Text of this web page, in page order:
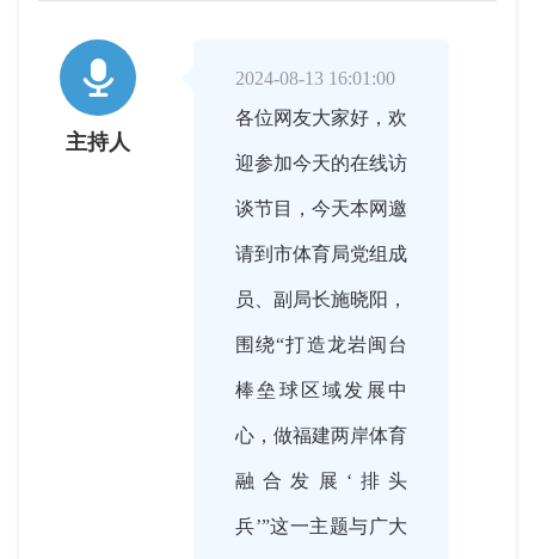

主持人
2024-08-13 16:01:00
各位网友大家好，欢
迎参加今天的在线访
谈节目，今天本网邀
请到市体育局党组成
员、副局长施晓阳，
围绕“打造龙岩闽台
棒垒球区域发展中
心，做福建两岸体育
融合发展‘排头
兵’”这一主题与广大